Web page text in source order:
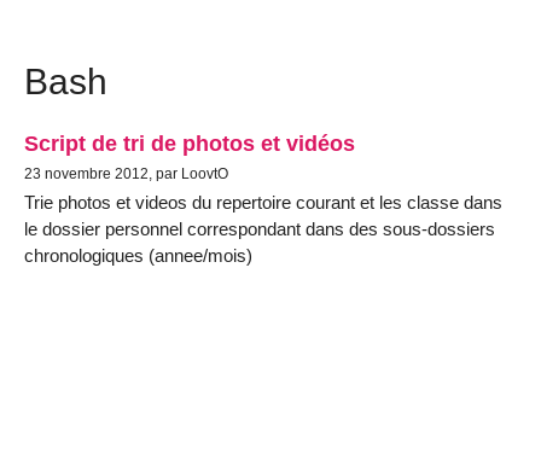
Bash
Script de tri de photos et vidéos
23 novembre 2012, par LoovtO
Trie photos et videos du repertoire courant et les classe dans
le dossier personnel correspondant dans des sous-dossiers
chronologiques (annee/mois)